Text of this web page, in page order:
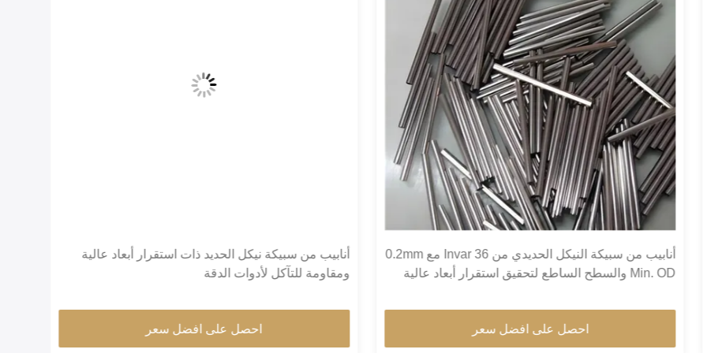
أنابيب من سبيكة النيكل الحديدي من Invar 36 مع 0.2mm
Min. OD والسطح الساطع لتحقيق استقرار أبعاد عالية
احصل على افضل سعر
أنابيب من سبيكة نيكل الحديد ذات استقرار أبعاد عالية
ومقاومة للتآكل لأدوات الدقة
احصل على افضل سعر